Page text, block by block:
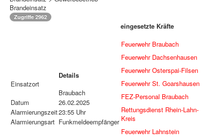
Brandeinsatz
Zugriffe 2962
Einsatzort
Details
Braubach
Datum
26.02.2025
Alarmierungszeit23:55 Uhr
Alarmierungsart Funkmeldeempfänger
eingesetzte Kräfte
Feuerwehr Braubach
Feuerwehr Dachsenhausen
Feuerwehr Osterspai-Filsen
Feuerwehr St. Goarshausen
FEZ-Personal Braubach
Rettungsdienst Rhein-Lahn-
Kreis
Feuerwehr Lahnstein